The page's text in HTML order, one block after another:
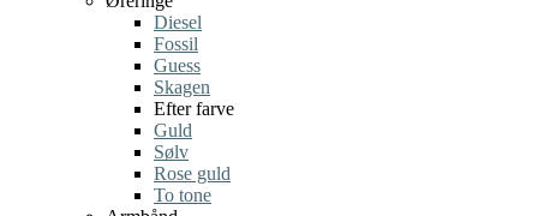
Diesel
Fossil
Guess
Skagen
Efter farve
Guld
Sølv
Rose guld
To tone